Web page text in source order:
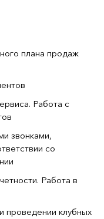
плана продаж
Работа с
звонками,
со
Работа в
проведении клубных